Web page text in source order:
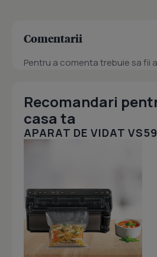
Comentarii
Pentru a comenta trebuie sa fii
Recomandari
casa ta
APARAT DE VIDAT